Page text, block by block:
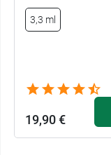
3,3 ml
19,90 €